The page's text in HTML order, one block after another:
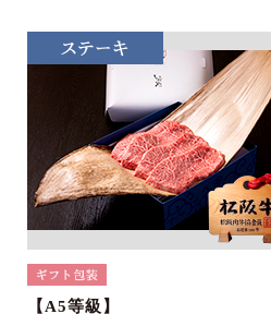
【A5等級】